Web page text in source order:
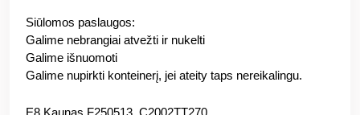
Siūlomos paslaugos:
Galime nebrangiai atvežti ir nukelti
Galime išnuomoti
Galime nupirkti konteinerį, jei ateity taps nereikalingu.
E8 Kaunas F250513_C2002TT270